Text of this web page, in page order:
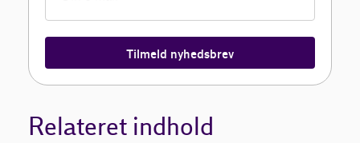
Tilmeld nyhedsbrev
Relateret indhold